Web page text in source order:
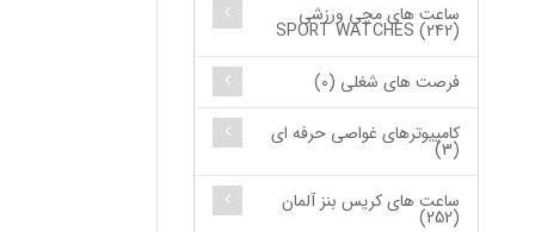
ساعت های مچی ورزشی
SPORT WATCHES (242)
فرصت های شغلی (0)
کامپیوترهای غواصی حرفه ای
(3)
ساعت های کریس بنز آلمان
(252)